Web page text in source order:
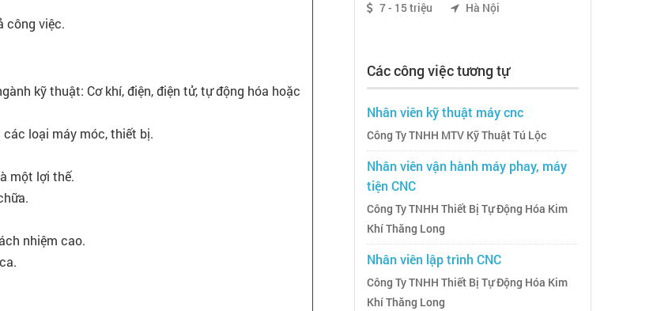
công việc.
kỹ thuật: Cơ khí, điện, điện tử, tự động hóa hoặc
các loại máy móc, thiết bị.
một lợi thế.
nhiệm cao.
7 - 15 triệu
Hà Nội
Các công việc tương tự
Nhân viên kỹ thuật máy cnc
Công Ty TNHH MTV Kỹ Thuật Tú Lộc
Nhân viên vận hành máy phay, máy
tiện CNC
Công Ty TNHH Thiết Bị Tự Động Hóa Kim
Khí Thăng Long
Nhân viên lập trình CNC
Công Ty TNHH Thiết Bị Tự Động Hóa Kim
Khí Thăng Long